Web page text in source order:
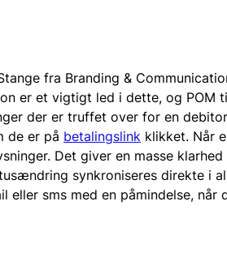
fra Branding &
er et vigtigt led i dette, og POM
der er truffet over for en
de er på betalingslink klikket. Når
Det giver en masse
synkroniseres direkte i
sms med en påmindelse, når